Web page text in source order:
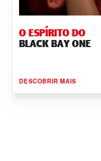
O ESPÍRITO DO
BLACK BAY ONE
DESCOBRIR MAIS